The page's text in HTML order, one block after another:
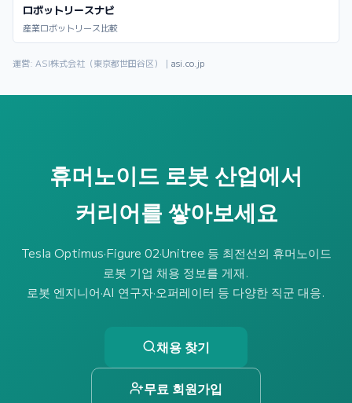
ロボットリースナビ
産業ロボットリース比較
運営: ASI株式会社（東京都世田谷区）｜ asi.co.jp
휴머노이드 로봇 산업에서
커리어를 쌓아보세요
Tesla Optimus·Figure 02·Unitree 등 최전선의 휴머노이드
로봇 기업 채용 정보를 게재.
로봇 엔지니어·AI 연구자·오퍼레이터 등 다양한 직군 대응.
채용 찾기
무료 회원가입